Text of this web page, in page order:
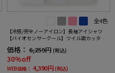
全4色
【冷感/完全ノーアイロン】長袖アイシャツ
【バイオセンサークール】ツイル調カッタウ
汗速乾ワイシャツ春夏
価格： 6,259円 (税込)
30%off
WEB価格： 4,390円 (税込)